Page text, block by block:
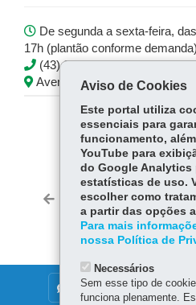
De segunda a sexta-feira,
17h (plantão conforme
(43) 3472-5751
Avenida Minas Gerais, 295, 1º
Fa
ce
bo
ok
Voltar Início
DENUNCIE CORRUPÇÃO
Aviso de Cookies
Este portal utiliza
essenciais para
funcionamento,
YouTube para
do Google Analytics
estatísticas de uso.
escolher como
a partir das opções
Para mais
nossa Política de
Necessários
Sem esse tipo de
funciona plenamente.